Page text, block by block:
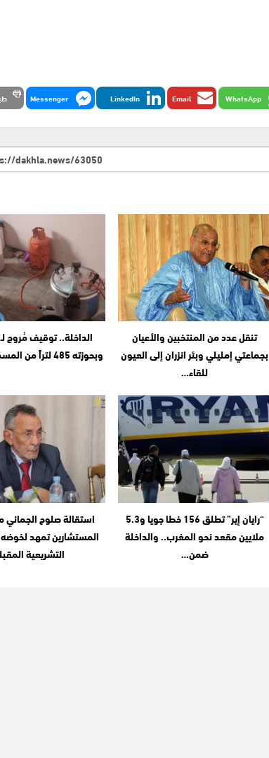
WhatsApp
Email
LinkedIn
Messenger
تنقل عدد من المنتخبين والأعيان
بجماعتي إمليلي وبئر انزران إلى العيون
للقاء…
الداخلة.. توقيف مُروج
وبحوزته 485 لتراً من المسكر التقليدي
“رايان إير” تطلق 156 خطا جويا و5.3
ملايين مقعد نحو المغرب.. والداخلة
ضمن…
استقالة صلوح
المستشارين تمهد لخوضه
التشريعية